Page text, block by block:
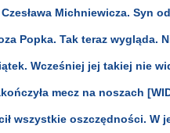
Michniewicza. Syn
Popka. Tak teraz wygląda.
Wcześniej jej takiej nie
mecz na noszach
wszystkie oszczędności. W